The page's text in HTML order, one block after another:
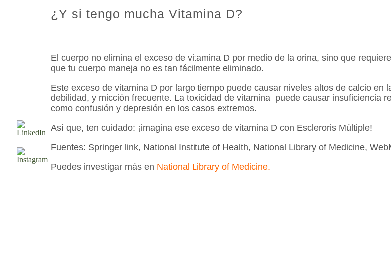
¿Y si tengo mucha Vitamina D?
El cuerpo no elimina el exceso de vitamina D por medio de la orina, sino que
que tu cuerpo maneja no es tan fácilmente eliminado.
Este exceso de vitamina D por largo tiempo puede causar niveles altos de calcio
debilidad, y micción frecuente. La toxicidad de vitamina puede causar insuficiencia
como confusión y depresión en los casos extremos.
Así que, ten cuidado: ¡imagina ese exceso de vitamina D con Escleroris Múltiple!
Fuentes: Springer link, National Institute of Health, National Library of Medicine,
Puedes investigar más en National Library of Medicine.